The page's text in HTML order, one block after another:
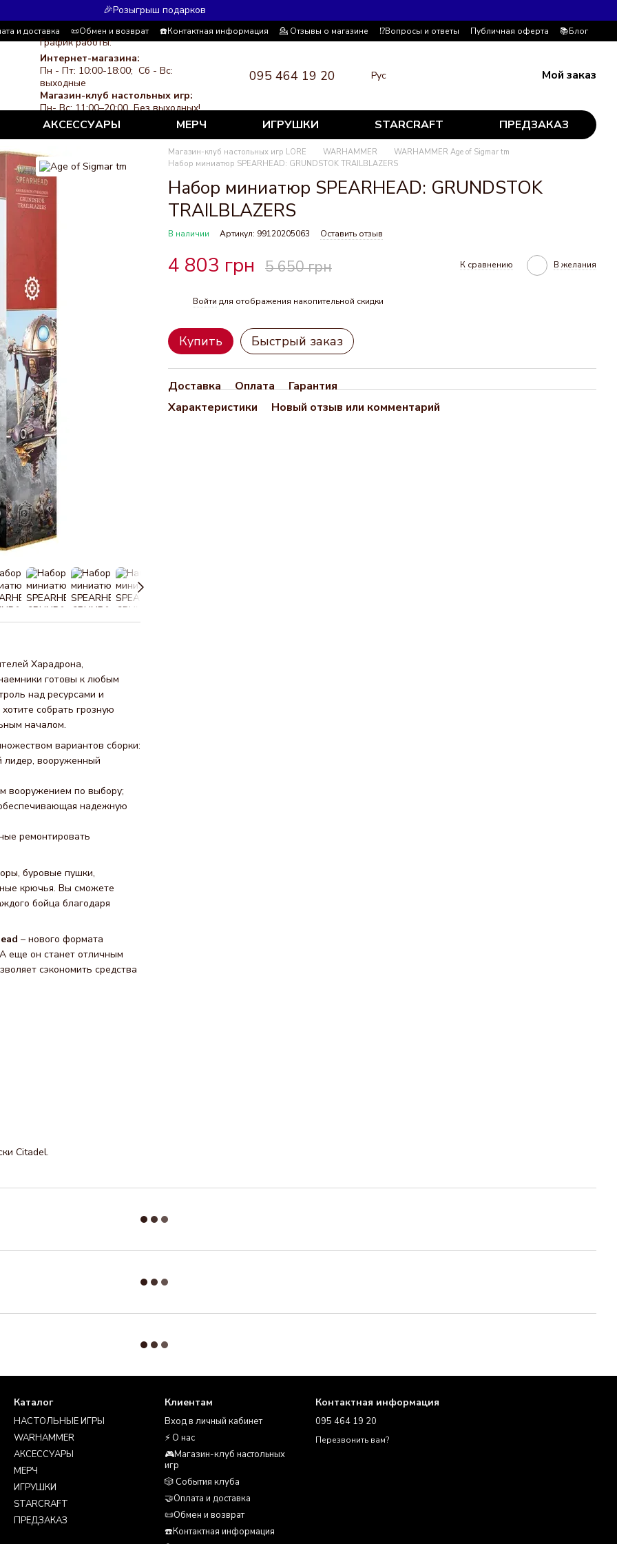
🎉Розыгрыш подарков
и доставка 📜Обмен и возврат ☎️Контактная информация 💁 Отзывы о магазине ⁉️Вопросы и ответы Публичная оферта
📚Блог
система скидок
СМИ о нас Политика конфиденциальности
График работы:
Интернет-магазина:
Пн - Пт: 10:00-18:00; Сб - Вс:
выходные
Магазин-клуб настольных игр:
Пн- Вс: 11:00–20:00 Без выходных!
095 464 19 20 Рус Мой заказ
АКСЕССУАРЫ МЕРЧ ИГРУШКИ STARCRAFT ПРЕДЗАКАЗ
Харадрона,
готовы к любым
над ресурсами и
собрать грозную
началом.
вариантов сборки:
лидер, вооруженный
вооружением по выбору;
надежную
ремонтировать
буровые пушки,
крючья. Вы сможете
бойца благодаря
– нового формата
еще он станет отличным
сэкономить средства
Citadel.
Магазин-клуб настольных игр LORE WARHAMMER
WARHAMMER Age of Sigmar tm
Набор миниатюр SPEARHEAD: GRUNDSTOK TRAILBLAZERS
Набор миниатюр SPEARHEAD: GRUNDSTOK
TRAILBLAZERS
В наличии Артикул: 99120205063 Оставить отзыв
4 803 грн 5 650 грн К сравнению В желания
Войти для отображения накопительной скидки
Купить Быстрый заказ
Доставка Оплата
Гарантия
Характеристики
Новый отзыв или комментарий
Каталог
НАСТОЛЬНЫЕ ИГРЫ
WARHAMMER
АКСЕССУАРЫ
МЕРЧ
ИГРУШКИ
STARCRAFT
ПРЕДЗАКАЗ
Клиентам
Вход в личный кабинет
⚡ О нас
🎮Магазин-клуб настольных
игр
🎲 События клуба
🤝Оплата и доставка
📜Обмен и возврат
☎️Контактная информация
Контактная информация
095 464 19 20
Перезвонить вам?